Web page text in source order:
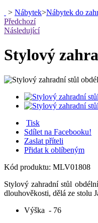
> Nábytek>Nábytek do
Předchozí
Následující
Stylový
Tisk
Sdílet na Facebooku!
Zaslat příteli
Přidat k oblíbeným
Kód produktu: MLV01808
Stylový zahradní stůl
dlouhověkosti, dělá ze stolu
Výška - 76